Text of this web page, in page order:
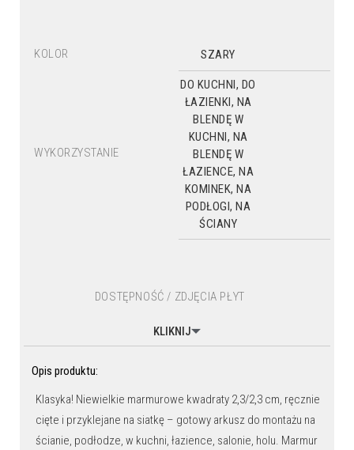
KOLOR SZARY
WYKORZYSTANIE
DO KUCHNI, DO
ŁAZIENKI, NA
BLENDĘ W
KUCHNI, NA
BLENDĘ W
ŁAZIENCE, NA
KOMINEK, NA
PODŁOGI, NA
ŚCIANY
DOSTĘPNOŚĆ / ZDJĘCIA PŁYT
KLIKNIJ
Opis produktu:
Klasyka! Niewielkie marmurowe kwadraty 2,3/2,3 cm, ręcznie
cięte i przyklejane na siatkę – gotowy arkusz do montażu na
ścianie, podłodze, w kuchni, łazience, salonie, holu. Marmur